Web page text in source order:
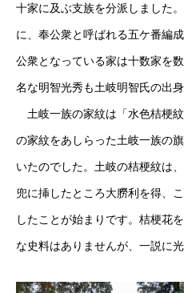
十家に及ぶ支族を分派しました
に、奉公衆と呼ばれる五ケ番編
公衆となっている家は十数家を
名な明智光秀も土岐明智氏の出身
土岐一族の家紋は「水色桔梗
の家紋をあしらった土岐一族の
いたのでした。土岐の桔梗紋は
兜に挿したところ大朥利を得、
したことが始まりです。桔梗花
な史料はありませんが、一説に